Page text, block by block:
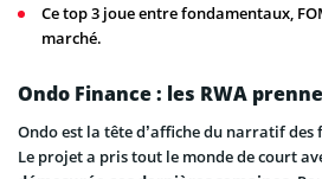
Ce top 3 joue entre fondamentaux,
marché.
Ondo Finance : les RWA
Ondo est la tête d’affiche du narratif des
Le projet a pris tout le monde de court